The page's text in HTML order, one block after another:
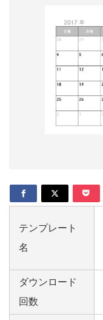
テンプレート
名
ダウンロード
回数